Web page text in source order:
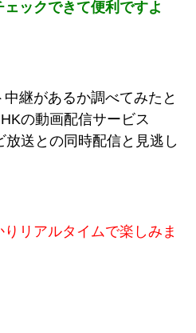
ックできて便利ですよ
継があるか調べてみたと
の動画配信サービス
放送との同時配信と見逃し
りリアルタイムで楽しみま